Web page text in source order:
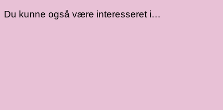
Du kunne også være interesseret i…